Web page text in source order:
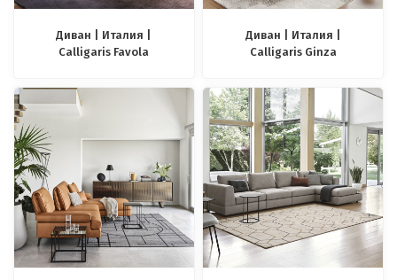
Диван | Италия |
Calligaris Favola
Диван | Италия |
Calligaris Ginza